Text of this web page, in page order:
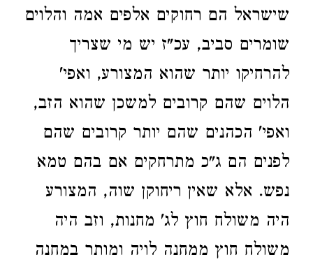
שישראל הם רחוקים אלפים אמה והלוים
שומרים סביב, עכ"ז יש מי שצריך
להרחיקו יותר שהוא המצורע, ואפי'
הלוים שהם קרובים למשכן שהוא הזב,
ואפי' הכהנים שהם יותר קרובים שהם
לפנים הם ג"כ מתרחקים אם בהם טמא
נפש. אלא שאין ריחוקן שוה, המצורע
היה משולח חוץ לג' מחנות, וזב היה
משולח חוץ ממחנה לויה ומותר במחנה